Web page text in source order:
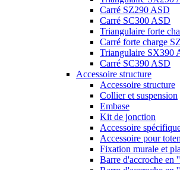
Carré SZ290 ASD
Carré SC300 ASD
Triangulaire forte
Carré forte charge
Triangulaire SX390
Carré SC390 ASD
Accessoire structure
Accessoire structure
Collier et suspension
Embase
Kit de jonction
Accessoire
Accessoire pour
Fixation murale et
Barre d'accroche en